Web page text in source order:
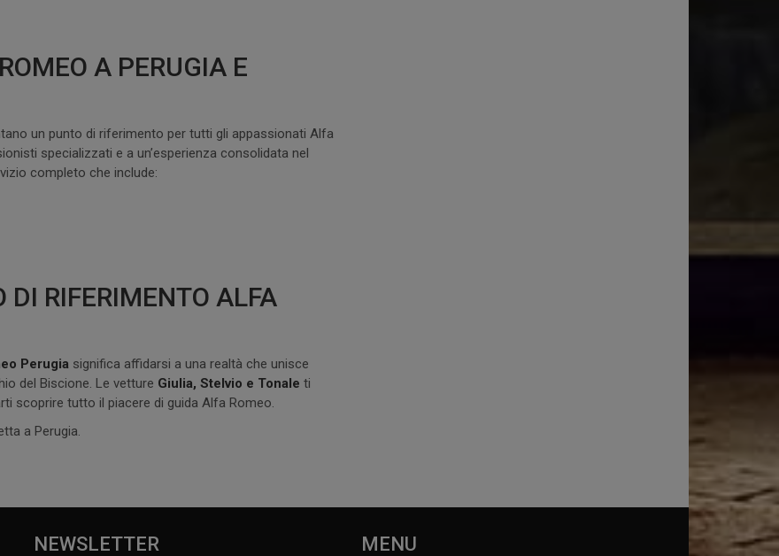
A PERUGIA E
un punto di riferimento per tutti gli appassionati Alfa
specializzati e a un’esperienza consolidata nel
completo che include:
RIFERIMENTO ALFA
Perugia significa affidarsi a una realtà che unisce
del Biscione. Le vetture Giulia, Stelvio e Tonale ti
scoprire tutto il piacere di guida Alfa Romeo.
a Perugia.
NEWSLETTER MENU